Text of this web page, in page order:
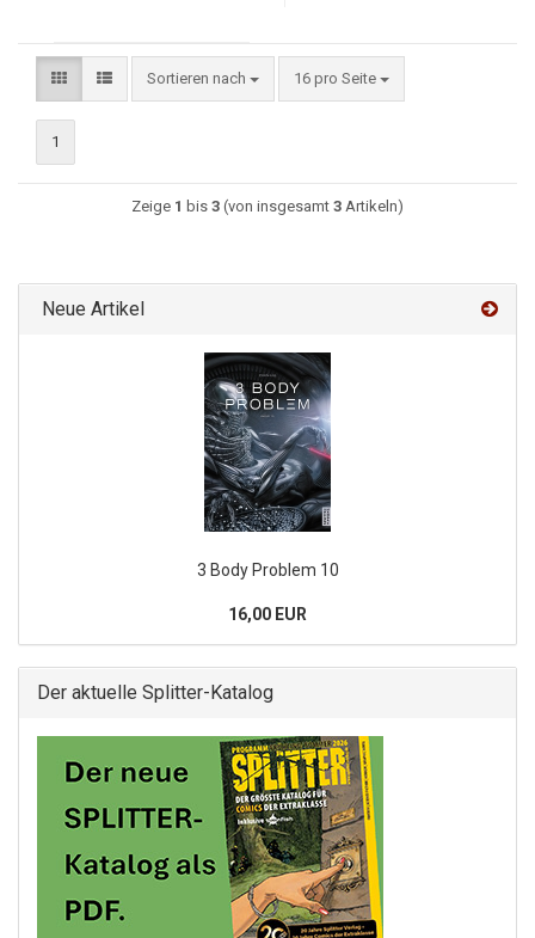
Sortieren nach 16 pro Seite
1
Zeige 1 bis 3 (von insgesamt 3 Artikeln)
Neue Artikel
3 Body Problem 10
16,00 EUR
Der aktuelle Splitter-Katalog